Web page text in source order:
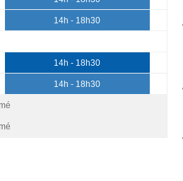
14h - 18h30
14h - 18h30
14h - 18h30